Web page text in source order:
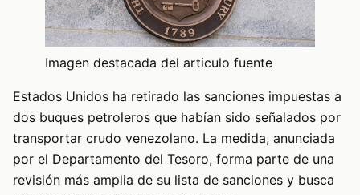
Imagen destacada del articulo fuente
Estados Unidos ha retirado las sanciones impuestas a
dos buques petroleros que habían sido señalados por
transportar crudo venezolano. La medida, anunciada
por el Departamento del Tesoro, forma parte de una
revisión más amplia de su lista de sanciones y busca